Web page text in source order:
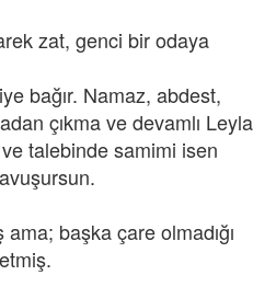
zat, genci bir odaya
bağır. Namaz, abdest,
çıkma ve devamlı Leyla
talebinde samimi isen
başka çare olmadığı